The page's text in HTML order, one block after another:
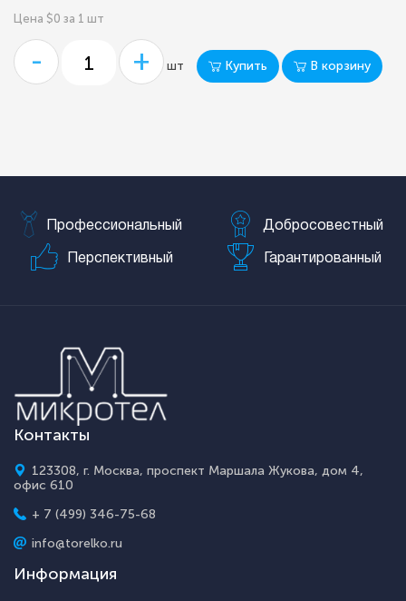
Цена $0 за 1 шт
- + шт Купить В корзину
Профессиональный Добросовестный
Перспективный Гарантированный
Контакты
123308, г. Москва, проспект Маршала Жукова, дом 4,
офис 610
+ 7 (499) 346-75-68
info@torelko.ru
Информация